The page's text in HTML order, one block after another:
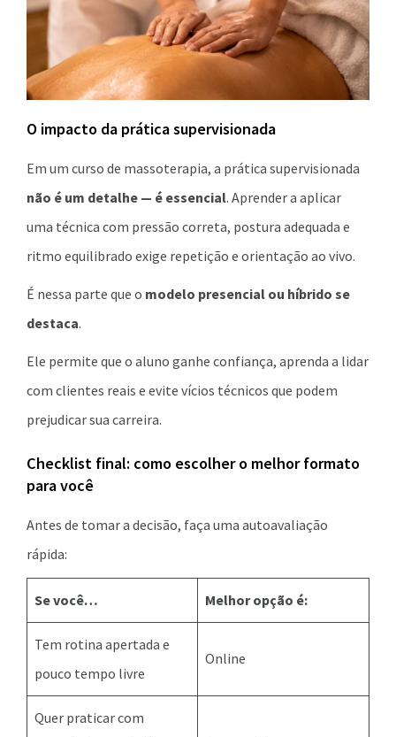
O impacto da prática supervisionada
Em um curso de massoterapia, a prática supervisionada
não é um detalhe — é essencial. Aprender a aplicar
uma técnica com pressão correta, postura adequada e
ritmo equilibrado exige repetição e orientação ao vivo.
É nessa parte que o modelo presencial ou híbrido se
destaca.
Ele permite que o aluno ganhe confiança, aprenda a lidar
com clientes reais e evite vícios técnicos que podem
prejudicar sua carreira.
Checklist final: como escolher o melhor formato
para você
Antes de tomar a decisão, faça uma autoavaliação
rápida:
Se você… Melhor opção é:
Tem rotina apertada e
pouco tempo livre
Online
Quer praticar com